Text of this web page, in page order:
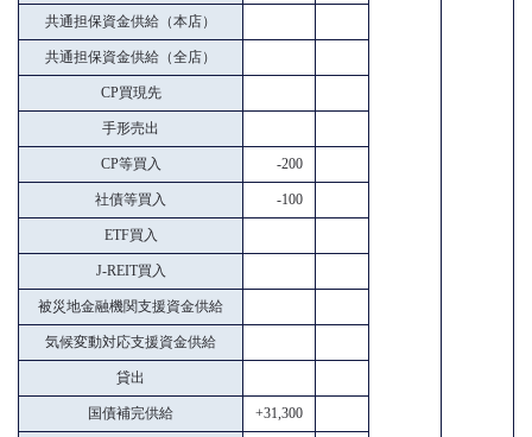
共通担保資金供給（本店）
共通担保資金供給（全店）
CP買現先
手形売出
CP等買入 -200
社債等買入 -100
ETF買入
J-REIT買入
被災地金融機関支援資金供給
気候変動対応支援資金供給
貸出
国債補完供給 +31,300